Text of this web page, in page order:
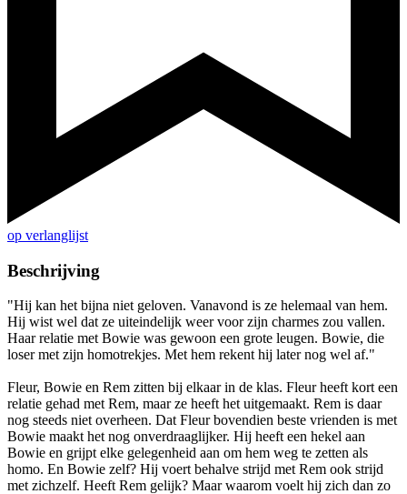
op verlanglijst
Beschrijving
"Hij kan het bijna niet geloven. Vanavond is ze helemaal van hem.
Hij wist wel dat ze uiteindelijk weer voor zijn charmes zou vallen.
Haar relatie met Bowie was gewoon een grote leugen. Bowie, die
loser met zijn homotrekjes. Met hem rekent hij later nog wel af."
Fleur, Bowie en Rem zitten bij elkaar in de klas. Fleur heeft kort een
relatie gehad met Rem, maar ze heeft het uitgemaakt. Rem is daar
nog steeds niet overheen. Dat Fleur bovendien beste vrienden is met
Bowie maakt het nog onverdraaglijker. Hij heeft een hekel aan
Bowie en grijpt elke gelegenheid aan om hem weg te zetten als
homo. En Bowie zelf? Hij voert behalve strijd met Rem ook strijd
met zichzelf. Heeft Rem gelijk? Maar waarom voelt hij zich dan zo